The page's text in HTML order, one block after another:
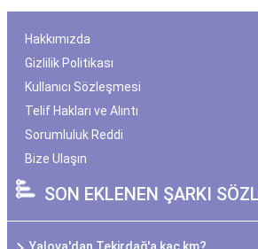
Hakkımızda
Gizlilik Politikası
Kullanıcı Sözleşmesi
Telif Hakları ve Alıntı
Sorumluluk Reddi
Bize Ulaşın
SON EKLENEN ŞARKI